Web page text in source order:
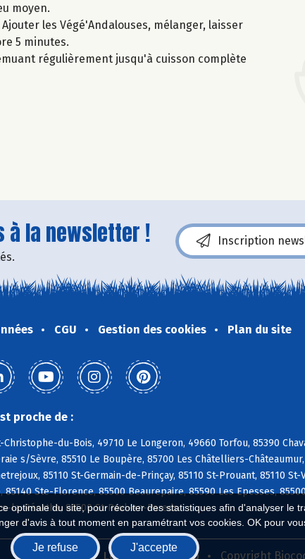
du site, pour récolter des statistiques afin d'analyser le
d'avis à tout moment en paramétrant vos cookies. OK pour
Je refuse J'accepte
moyen.
les Végé'Andalouses, mélanger, laisser
5 minutes.
régulièrement jusqu'à cuisson complète
à la newsletter ! Inscription
CGU Gestion des cookies Plan du site
proche de :
du-Bois, 49710 Le Longeron, 49660 Torfou, 85390
s/Sèvre, 85510 Le Boupère, 85700 Les Châtelliers-
85110 St-Germain-de-Prinçay, 85110 St-Prouant, 85110 St-
85140 Ste-Florence, 85500 Beaurepaire, 85590 Les Epesses,
la-Réorthe, 85500 St-Paul-en-Pareds
Biocoop.fr Le réseau Biocoop Copyright